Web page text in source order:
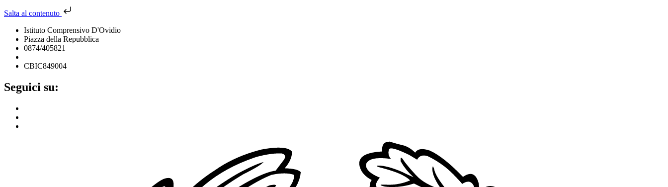
Salta al contenuto
Istituto Comprensivo D'Ovidio
Piazza della Repubblica
0874/405821
CBIC849004
Seguici su: